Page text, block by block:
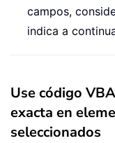
campos,
indica a
Use código
exacta en
seleccionados